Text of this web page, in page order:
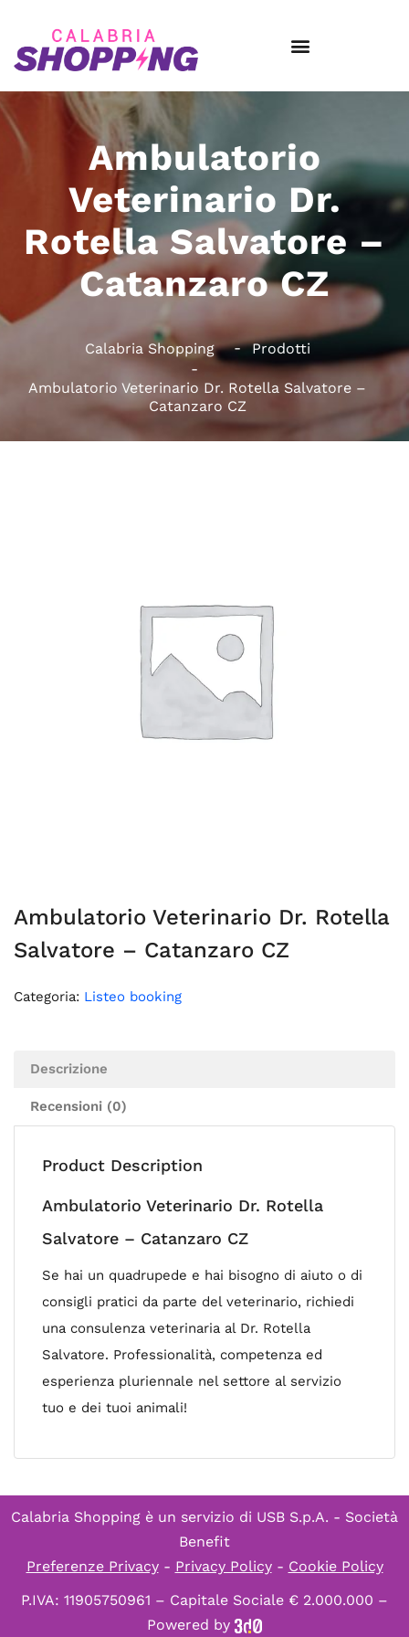
Ambulatorio
Veterinario Dr.
Rotella Salvatore –
Catanzaro CZ
Calabria Shopping Prodotti
Ambulatorio Veterinario Dr. Rotella Salvatore –
Catanzaro CZ
Ambulatorio Veterinario Dr. Rotella
Salvatore – Catanzaro CZ
Categoria: Listeo booking
Descrizione
Recensioni (0)
Product Description
Ambulatorio Veterinario Dr. Rotella
Salvatore – Catanzaro CZ
Se hai un quadrupede e hai bisogno di aiuto o di
consigli pratici da parte del veterinario, richiedi
una consulenza veterinaria al Dr. Rotella
Salvatore. Professionalità, competenza ed
esperienza pluriennale nel settore al servizio
tuo e dei tuoi animali!
Calabria Shopping è un servizio di USB S.p.A. - Società
Benefit
Preferenze Privacy- Privacy Policy- Cookie Policy
P.IVA: 11905750961 – Capitale Sociale € 2.000.000 –
Powered by